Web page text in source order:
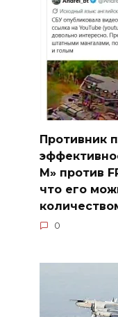
Противник
М» против
что его
0